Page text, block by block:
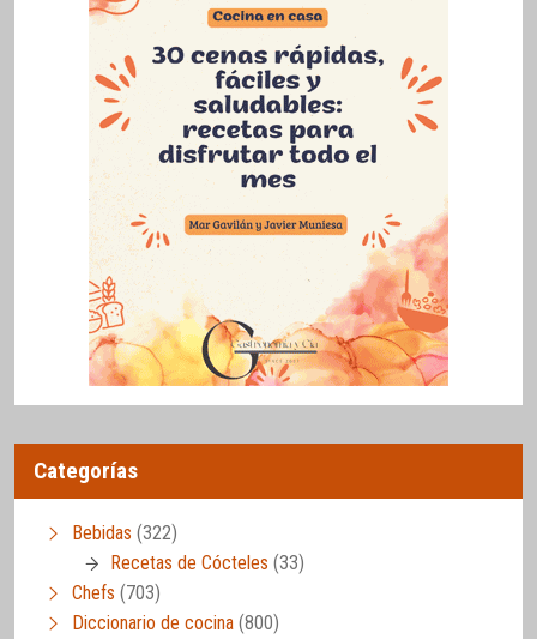
Categorías
Bebidas (322)
Recetas de Cócteles (33)
Chefs (703)
Diccionario de cocina (800)